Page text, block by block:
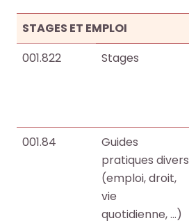
STAGES ET EMPLOI
001.822
Stages
001.84
Guides
pratiques divers
(emploi, droit,
vie
quotidienne, …)